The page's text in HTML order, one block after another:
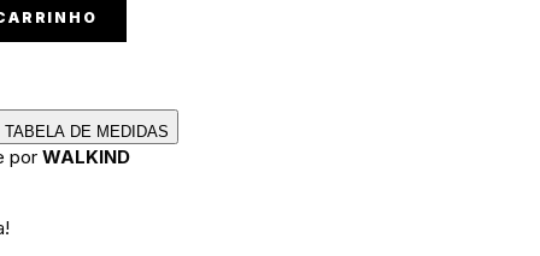
TABELA DE MEDIDAS
por WALKIND